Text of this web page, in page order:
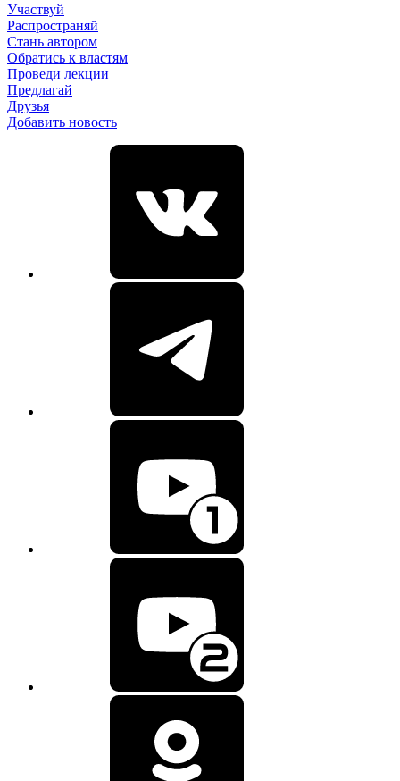
Участвуй
Распространяй
Стань автором
Обратись к властям
Проведи лекции
Предлагай
Друзья
Добавить новость